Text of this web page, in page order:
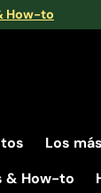
How-to
Los
& How-to